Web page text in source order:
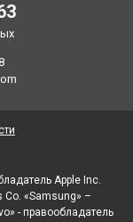
Apple Inc.
Co. «Samsung» –
- правообладатель